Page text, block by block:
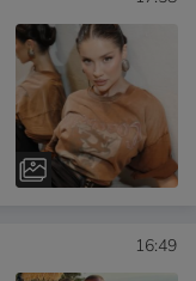
16:49